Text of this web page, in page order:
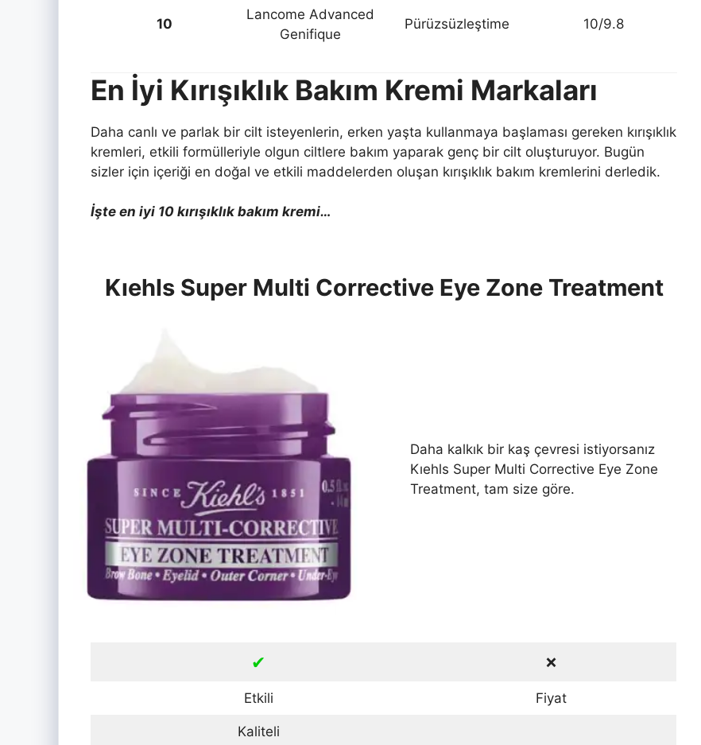
10
Lancome Advanced
Genifique
Pürüzsüzleştime 10/9.8
En İyi Kırışıklık Bakım Kremi Markaları
Daha canlı ve parlak bir cilt isteyenlerin, erken yaşta kullanmaya başlaması gereken kırışıklık
kremleri, etkili formülleriyle olgun ciltlere bakım yaparak genç bir cilt oluşturuyor. Bugün
sizler için içeriği en doğal ve etkili maddelerden oluşan kırışıklık bakım kremlerini derledik.
İşte en iyi 10 kırışıklık bakım kremi…
Kıehls Super Multi Corrective Eye Zone Treatment
Daha kalkık bir kaş çevresi istiyorsanız
Kıehls Super Multi Corrective Eye Zone
Treatment, tam size göre.
✔ ❌
Etkili Fiyat
Kaliteli